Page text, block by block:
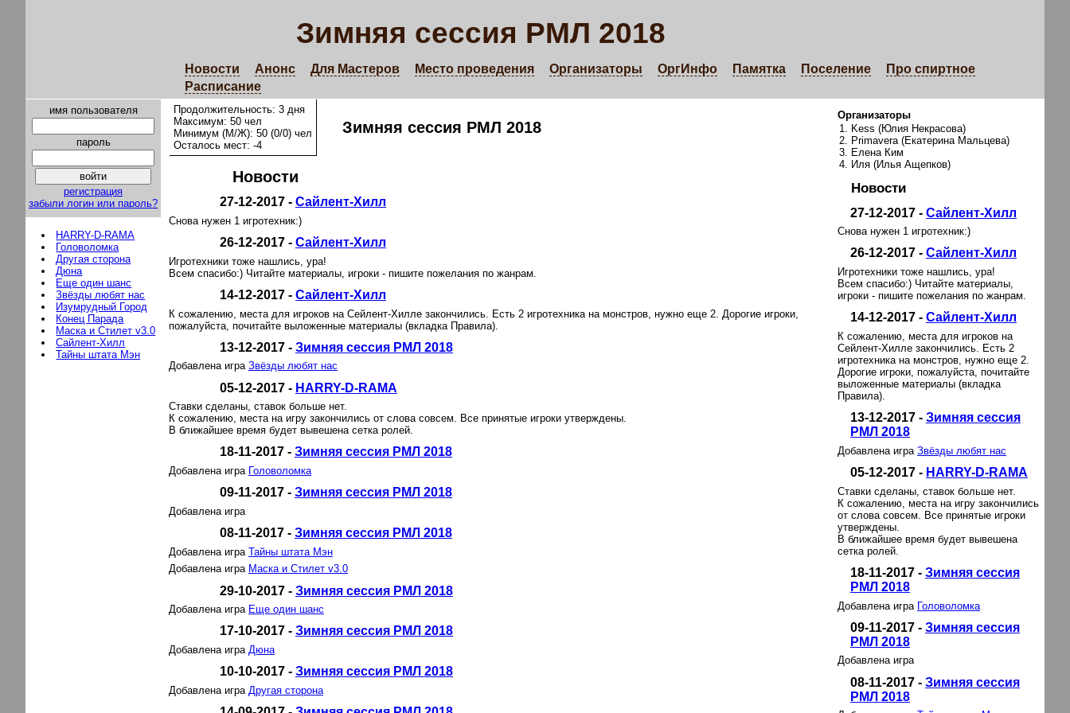
Зимняя сессия РМЛ 2018
Новости Анонс Для Мастеров Место проведения Организаторы ОргИнфо Памятка Поселение
Про спиртное
Расписание
имя пользователя
пароль
регистрация
забыли логин или пароль?
HARRY-D-RAMA
Головоломка
Другая сторона
Дюна
Еще один шанс
Звёзды любят нас
Изумрудный Город
Конец Парада
Маска и Стилет v3.0
Сайлент-Хилл
Тайны штата Мэн
Организаторы
Kess (Юлия Некрасова)
Primavera (Екатерина Мальцева)
Елена Ким
Иля (Илья Ащепков)
Новости
27-12-2017 - Сайлент-Хилл
Снова нужен 1 игротехник:)
26-12-2017 - Сайлент-Хилл
Игротехники тоже нашлись, ура!
Всем спасибо:) Читайте материалы,
игроки - пишите пожелания по жанрам.
14-12-2017 - Сайлент-Хилл
К сожалению, места для игроков на
Сейлент-Хилле закончились. Есть 2
игротехника на монстров, нужно еще 2.
Дорогие игроки, пожалуйста, почитайте
выложенные материалы (вкладка
Правила).
13-12-2017 - Зимняя сессия
РМЛ 2018
Добавлена игра Звёзды любят нас
05-12-2017 - HARRY-D-RAMA
Ставки сделаны, ставок больше нет.
К сожалению, места на игру закончились
от слова совсем. Все принятые игроки
утверждены.
В ближайшее время будет вывешена
сетка ролей.
18-11-2017 - Зимняя сессия
РМЛ 2018
Добавлена игра Головоломка
09-11-2017 - Зимняя сессия
РМЛ 2018
Добавлена игра
08-11-2017 - Зимняя сессия
РМЛ 2018
Продолжительность: 3 дня
Максимум: 50 чел
Минимум (М/Ж): 50 (0/0) чел
Осталось мест: -4
Зимняя сессия РМЛ 2018
Новости
27-12-2017 - Сайлент-Хилл
Снова нужен 1 игротехник:)
26-12-2017 - Сайлент-Хилл
Игротехники тоже нашлись, ура!
Всем спасибо:) Читайте материалы, игроки - пишите пожелания по жанрам.
14-12-2017 - Сайлент-Хилл
К сожалению, места для игроков на Сейлент-Хилле закончились. Есть 2 игротехника на монстров, нужно еще 2. Дорогие игроки,
пожалуйста, почитайте выложенные материалы (вкладка Правила).
13-12-2017 - Зимняя сессия РМЛ 2018
Добавлена игра Звёзды любят нас
05-12-2017 - HARRY-D-RAMA
Ставки сделаны, ставок больше нет.
К сожалению, места на игру закончились от слова совсем. Все принятые игроки утверждены.
В ближайшее время будет вывешена сетка ролей.
18-11-2017 - Зимняя сессия РМЛ 2018
Добавлена игра Головоломка
09-11-2017 - Зимняя сессия РМЛ 2018
Добавлена игра
08-11-2017 - Зимняя сессия РМЛ 2018
Добавлена игра Тайны штата Мэн
Добавлена игра Маска и Стилет v3.0
29-10-2017 - Зимняя сессия РМЛ 2018
Добавлена игра Еще один шанс
17-10-2017 - Зимняя сессия РМЛ 2018
Добавлена игра Дюна
10-10-2017 - Зимняя сессия РМЛ 2018
Добавлена игра Другая сторона